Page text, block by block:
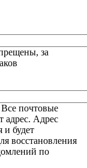
за
почтовые
адрес. Адрес
и будет
восстановления
по